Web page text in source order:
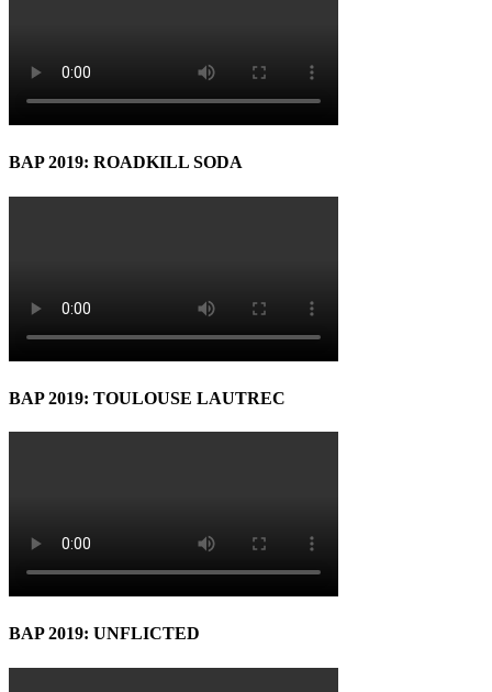
BAP 2019: ROADKILL SODA
BAP 2019: TOULOUSE LAUTREC
BAP 2019: UNFLICTED